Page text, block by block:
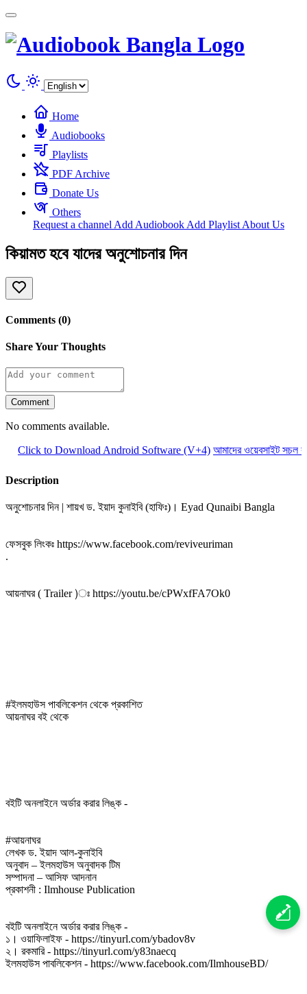
Home
Audiobooks
Playlists
PDF Archive
Donate Us
Others
Request a channel Add Audiobook Add Playlist About Us
কিয়ামত হবে যাদের অনুশোচনার দিন
Comments (0)
Share Your Thoughts
Comment
No comments available.
Click to Download Android Software (V+4) আমাদের ওয়েবসাইট সচল
Description
অনুশোচনার দিন | শায়খ ড. ইয়াদ কুনাইবি (হাফিঃ)। Eyad Qunaibi Bangla
ফেসবুক লিংকঃ https://www.facebook.com/reviveuriman
.
আয়নাঘর ( Trailer )ঃ https://youtu.be/cPWxfFA7Ok0
#ইলমহাউস পাবলিকেশন থেকে প্রকাশিত
আয়নাঘর বই থেকে
বইটি অনলাইনে অর্ডার করার লিঙ্ক -
#আয়নাঘর
লেখক ড. ইয়াদ আল-কুনাইবি
অনুবাদ – ইলমহাউস অনুবাদক টিম
সম্পাদনা – আসিফ আদনান
প্রকাশনী : Ilmhouse Publication
বইটি অনলাইনে অর্ডার করার লিঙ্ক -
১। ওয়াফিলাইফ - https://tinyurl.com/ybadov8v
২। রকমারি - https://tinyurl.com/y83naecq
ইলমহাউস পাবলিকেশন - https://www.facebook.com/IlmhouseBD/